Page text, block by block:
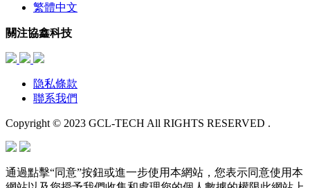
繁體中文
關注協鑫科技
隐私條款
聯系我們
Copyright © 2023 GCL-TECH All RIGHTS RESERVED .
通過點擊“同意”按鈕或進一步使用本網站，您表示同意使用本